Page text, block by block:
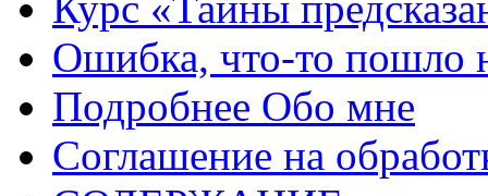
Ошибка, что-то пошло
Подробнее Обо мне
Соглашение на